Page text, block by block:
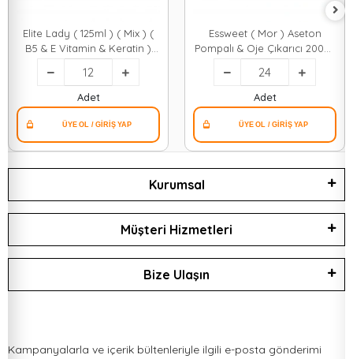
Elite Lady ( 125ml ) ( Mix ) (
B5 & E Vitamin & Keratin )
Aseton Oje Sil*12x4
Adet
Essweet ( Mor ) Aseton
Pompalı & Oje Çıkarıcı 200ml
*24=k
Adet
Kurumsal
Müşteri Hizmetleri
Bize Ulaşın
Kampanyalarla ve içerik bültenleriyle ilgili e-posta gönderimi